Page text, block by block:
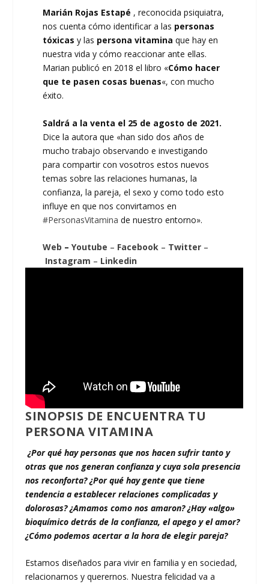
Marián Rojas Estapé , reconocida psiquiatra,
nos cuenta cómo identificar a las personas
tóxicas y las persona vitaminaque hay en
nuestra vida y cómo reaccionar ante ellas.
Marian publicó en 2018 el libro «Cómo hacer
que te pasen cosas buenas«, con mucho
éxito.
Saldrá a la venta el 25 de agosto de 2021.
Dice la autora que «han sido dos años de
mucho trabajo observando e investigando
para compartir con vosotros estos nuevos
temas sobre las relaciones humanas, la
confianza, la pareja, el sexo y como todo esto
influye en que nos convirtamos en
#PersonasVitamina de nuestro entorno».
Web –Youtube – Facebook – Twitter –
Instagram – Linkedin
SINOPSIS DE ENCUENTRA TU
PERSONA VITAMINA
¿Por qué hay personas que nos hacen sufrir tanto y
otras que nos generan confianza y cuya sola presencia
nos reconforta? ¿Por qué hay gente que tiene
tendencia a establecer relaciones complicadas y
dolorosas? ¿Amamos como nos amaron? ¿Hay «algo»
bioquímico detrás de la confianza, el apego y el amor?
¿Cómo podemos acertar a la hora de elegir pareja?
Estamos diseñados para vivir en familia y en sociedad,
relacionarnos y querernos. Nuestra felicidad va a